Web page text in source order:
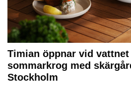
Timian öppnar vid vattnet
sommarkrog med
Stockholm